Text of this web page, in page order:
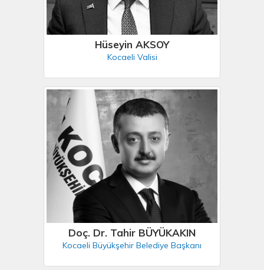
Hüseyin AKSOY
Kocaeli Valisi
Doç. Dr. Tahir BÜYÜKAKIN
Kocaeli Büyükşehir Belediye Başkanı